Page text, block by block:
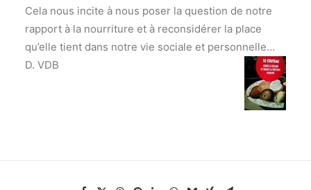
Cela nous incite à nous poser la question de notre
rapport à la nourriture et à reconsidérer la place
qu’elle tient dans notre vie sociale et personnelle…
D. VDB